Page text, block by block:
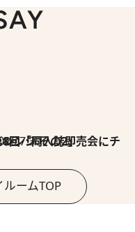
「同人誌即売会にチャレンジ その2」
ームTOP